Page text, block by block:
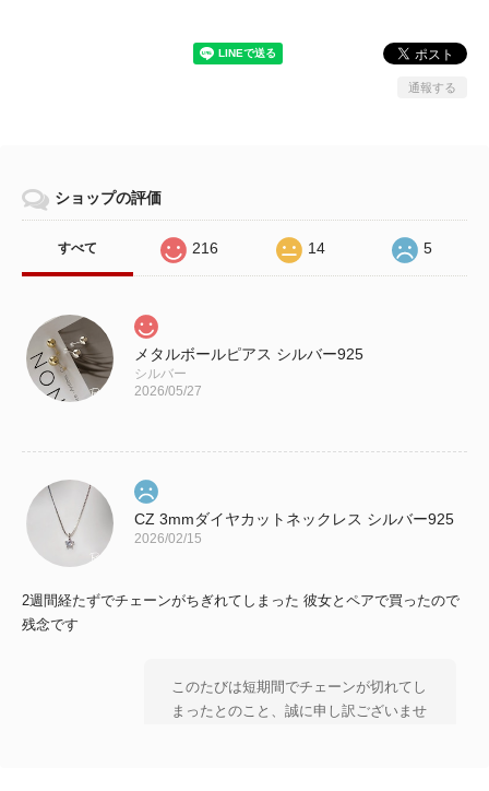
通報する
ショップの評価
すべて 216 14 5
メタルボールピアス シルバー925
シルバー
2026/05/27
CZ 3mmダイヤカットネックレス シルバー925
2026/02/15
2週間経たずでチェーンがちぎれてしまった 彼女とペアで買ったので
残念です
このたびは短期間でチェーンが切れてし
まったとのこと、誠に申し訳ございませ